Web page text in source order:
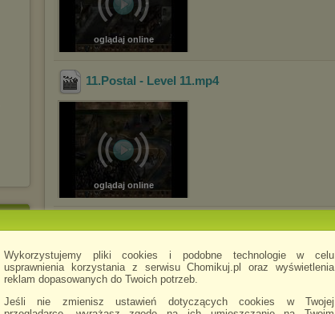
Wykorzystujemy pliki cookies i podobne technologie w celu
usprawnienia korzystania z serwisu Chomikuj.pl oraz wyświetlenia
reklam dopasowanych do Twoich potrzeb.
Jeśli nie zmienisz ustawień dotyczących cookies w Twojej
oglądaj online
11.Postal - Level 11.mp4
oglądaj online
10.Postal - Level 10.mp4